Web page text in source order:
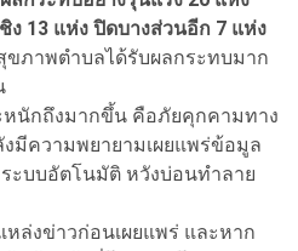
ง 13 แห่ง ปิดบางส่วนอีก 7 แห่ง
ภาพตำบลได้รับผลกระทบมาก
หนักถึงมากขึ้น คือภัยคุกคามทาง
งมีความพยายามเผยแพร่ข้อมูล
ะบบอัตโนมัติ หวังบ่อนทำลาย
ล่งข่าวก่อนเผยแพร่ และหาก